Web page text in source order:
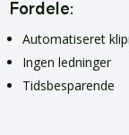
Fordele:
Automatiseret
Ingen ledninger
Tidsbesparende